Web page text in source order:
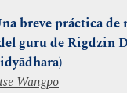
breve práctica de
guru de Rigdzin
Wangpo